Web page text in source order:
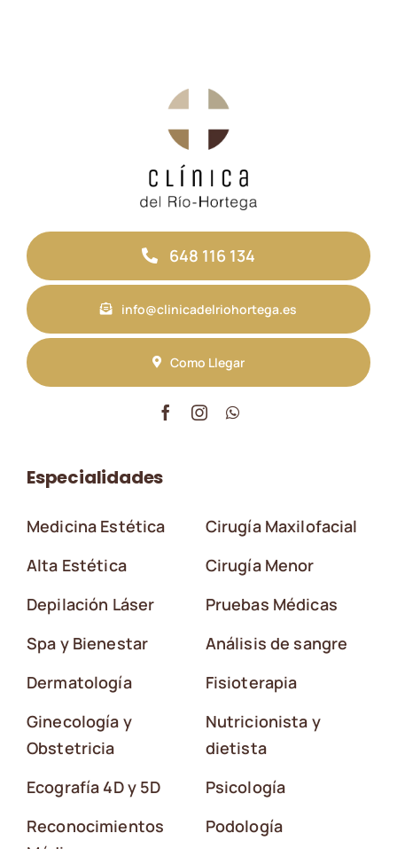
648 116 134
info@clinicadelriohortega.es
Como Llegar
Especialidades
Medicina Estética
Alta Estética
Depilación Láser
Spa y Bienestar
Dermatología
Ginecología y
Obstetricia
Ecografía 4D y 5D
Reconocimientos
Cirugía Maxilofacial
Cirugía Menor
Pruebas Médicas
Análisis de sangre
Fisioterapia
Nutricionista y
dietista
Psicología
Podología